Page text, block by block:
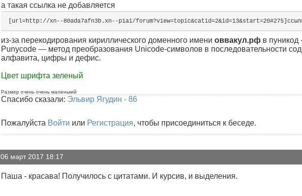
а такая ссылка не добавляется
[url=http://xn--80ada7afn3b.xn--p1ai/
из-за перекодирования кириллического доменного имени оввакул.рф в пуникод
Punycode — метод преобразования Unicode-символов в последовательности
алфавита, цифры и дефис.
Цвет шрифта зеленый
Размер очень очень маленький
Спасибо сказали: Эльвир Ягудин - 86
Пожалуйста Войти или Регистрация, чтобы присоединиться к беседе.
06 март 2017 18:17
Паша - красава! Получилось с цитатами. И курсив, и выделения.